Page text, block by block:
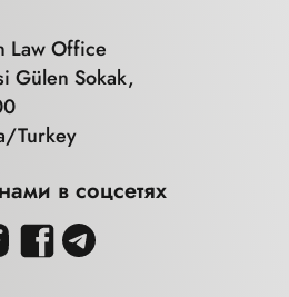
в соцсетях
Law Office
Gülen Sokak,
Turkey